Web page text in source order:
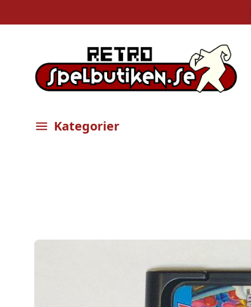
Öppna meny
Kategorier